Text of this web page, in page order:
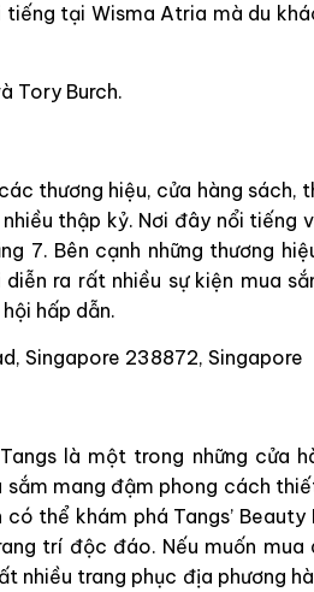
tiếng tại Wisma Atria mà du
Tory Burch.
thương hiệu, cửa hàng sách,
thập kỷ. Nơi đây nổi tiếng
7. Bên cạnh những thương
ra rất nhiều sự kiện mua
hấp dẫn.
Singapore 238872, Singapore
là một trong những cửa
sắm mang đậm phong cách
thể khám phá Tangs’
trí độc đáo. Nếu muốn
nhiều trang phục địa phương